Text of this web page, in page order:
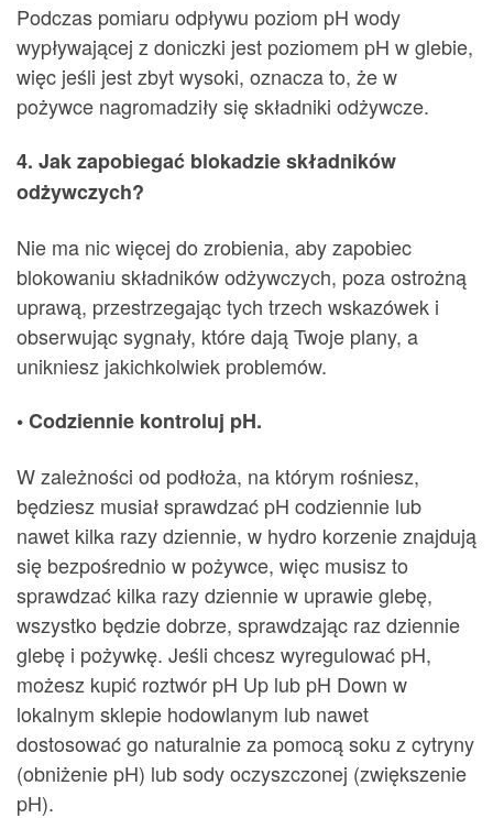
Podczas pomiaru odpływu poziom pH wody
wypływającej z doniczki jest poziomem pH w glebie,
więc jeśli jest zbyt wysoki, oznacza to, że w
pożywce nagromadziły się składniki odżywcze.
4. Jak zapobiegać blokadzie składników
odżywczych?
Nie ma nic więcej do zrobienia, aby zapobiec
blokowaniu składników odżywczych, poza ostrożną
uprawą, przestrzegając tych trzech wskazówek i
obserwując sygnały, które dają Twoje plany, a
unikniesz jakichkolwiek problemów.
• Codziennie kontroluj pH.
W zależności od podłoża, na którym rośniesz,
będziesz musiał sprawdzać pH codziennie lub
nawet kilka razy dziennie, w hydro korzenie znajdują
się bezpośrednio w pożywce, więc musisz to
sprawdzać kilka razy dziennie w uprawie glebę,
wszystko będzie dobrze, sprawdzając raz dziennie
glebę i pożywkę. Jeśli chcesz wyregulować pH,
możesz kupić roztwór pH Up lub pH Down w
lokalnym sklepie hodowlanym lub nawet
dostosować go naturalnie za pomocą soku z cytryny
(obniżenie pH) lub sody oczyszczonej (zwiększenie
pH).